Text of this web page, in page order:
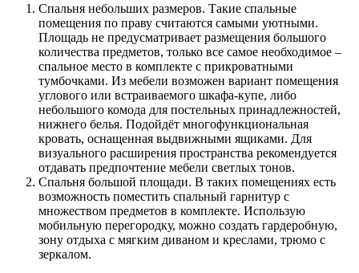
Спальня небольших размеров. Такие спальные
помещения по праву считаются самыми уютными.
Площадь не предусматривает размещения большого
количества предметов, только все самое необходимое –
спальное место в комплекте с прикроватными
тумбочками. Из мебели возможен вариант помещения
углового или встраиваемого шкафа-купе, либо
небольшого комода для постельных принадлежностей,
нижнего белья. Подойдёт многофункциональная
кровать, оснащенная выдвижными ящиками. Для
визуального расширения пространства рекомендуется
отдавать предпочтение мебели светлых тонов.
Спальня большой площади. В таких помещениях есть
возможность поместить спальный гарнитур с
множеством предметов в комплекте. Использую
мобильную перегородку, можно создать гардеробную,
зону отдыха с мягким диваном и креслами, трюмо с
зеркалом.